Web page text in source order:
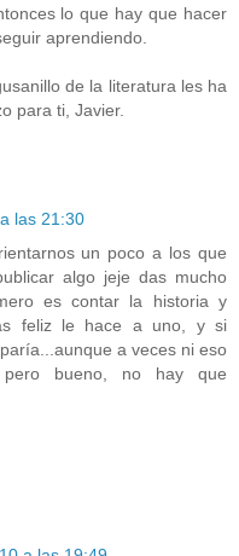
lo que hay que hacer
aprendiendo.
de la literatura les ha
para ti, Javier.
las 21:30
un poco a los que
algo jeje das mucho
es contar la historia y
feliz le hace a uno, y si
a veces ni eso
pero bueno, no hay que